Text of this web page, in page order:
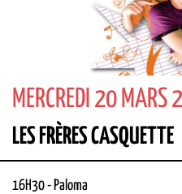
MERCREDI 20
LES FRÈRES CASQUETTE
16H30- Paloma